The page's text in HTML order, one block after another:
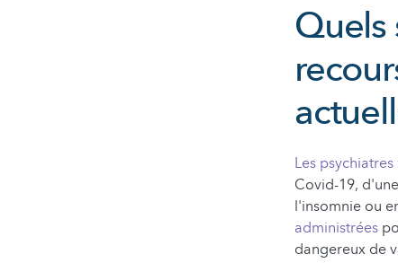
Quels
Les
Covid-19,
l'insomnie ou
administrées
dangereux de